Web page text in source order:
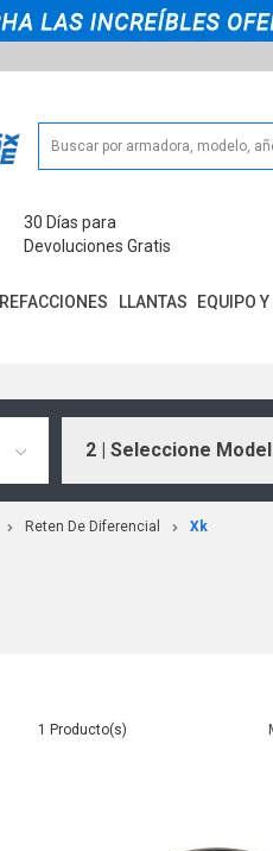
30 Días para
Devoluciones Gratis
REFACCIONES LLANTAS EQUIPO
2 | Seleccione
Reten De Diferencial Xk
1